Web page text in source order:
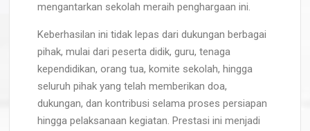
mengantarkan sekolah meraih penghargaan ini.
Keberhasilan ini tidak lepas dari dukungan berbagai
pihak, mulai dari peserta didik, guru, tenaga
kependidikan, orang tua, komite sekolah, hingga
seluruh pihak yang telah memberikan doa,
dukungan, dan kontribusi selama proses persiapan
hingga pelaksanaan kegiatan. Prestasi ini menjadi